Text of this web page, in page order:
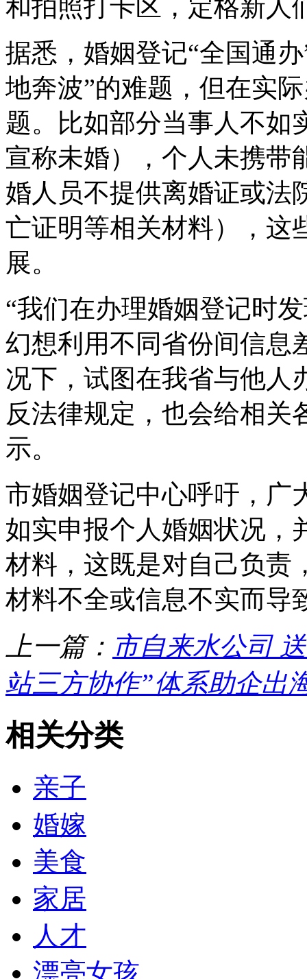
和拍照打卡区，定格新人
据悉，婚姻登记“全国通
地奔波”的难题，但在实
题。比如部分当事人不如
宣称未婚），个人未携带
婚人员不提供离婚证或法
亡证明等相关材料），这
展。
“我们在办理婚姻登记时
幻想利用不同省份间信息
况下，试图在我省与他人
反法律规定，也会给相关
示。
市婚姻登记中心呼吁，广
如实申报个人婚姻状况，
材料，这既是对自己负责
材料不全或信息不实而导
上一篇： 市自来水公司
站三方协作”体系助企出
相关分类
亲子
婚嫁
美食
家居
人才
漂亮女孩